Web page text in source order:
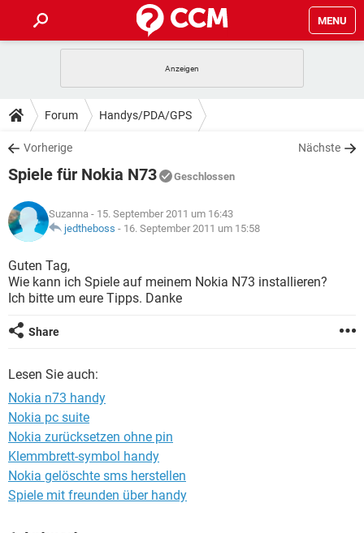
MENU
ANDROID IOS
WINDOWS 10
WHATSAPP TIKTOK
FACEBOOK
TIPPS & TRICKS
SPIELE STREAMING
WHATSAPP TIKTOK
FACEBOOK
DOWNLOADS
SPIELE STREAMING
ANDROID
WINDOWS 10 INSTAGRAM
WHATSAPP
FACEBOOK HARDWARE
FORUM
SPIELE STREAMING
ANDROID
WINDOWS 10
WHATSAPP
FACEBOOK
LEXIKON
SPIELE
ANDROID IOS
WHATSAPP
FACEBOOK
Forum Handys/PDA/GPS
Vorherige Nächste
Spiele für Nokia N73 Geschlossen
Suzanna - 15. September 2011 um 16:43
jedtheboss - 16. September 2011 um 15:58
Guten Tag,
Wie kann ich Spiele auf meinem Nokia N73 installieren?
Ich bitte um eure Tipps. Danke
Share
Lesen Sie auch:
Nokia n73 handy
Nokia pc suite
Nokia zurücksetzen ohne pin
Klemmbrett-symbol handy
Nokia gelöschte sms herstellen
Spiele mit freunden über handy